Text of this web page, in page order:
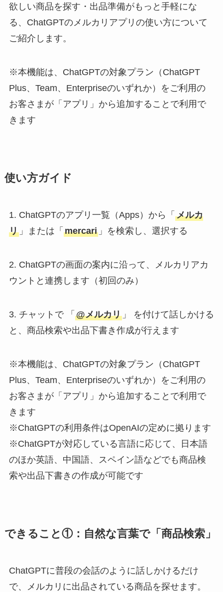
欲しい商品を探す・出品準備がもっと手軽にな
る、ChatGPTのメルカリアプリの使い方について
ご紹介します。
※本機能は、ChatGPTの対象プラン（ChatGPT
Plus、Team、Enterpriseのいずれか）をご利用の
お客さまが「アプリ」から追加することで利用で
きます
使い方ガイド
1. ChatGPTのアプリ一覧（Apps）から「 メルカ
リ」または「 mercari」を検索し、選択する
2. ChatGPTの画面の案内に沿って、メルカリアカ
ウントと連携します（初回のみ）
3. チャットで 「 @メルカリ」 を付けて話しかける
と、商品検索や出品下書き作成が行えます
※本機能は、ChatGPTの対象プラン（ChatGPT
Plus、Team、Enterpriseのいずれか）をご利用の
お客さまが「アプリ」から追加することで利用で
きます
※ChatGPTの利用条件はOpenAIの定めに拠ります
※ChatGPTが対応している言語に応じて、日本語
のほか英語、中国語、スペイン語などでも商品検
索や出品下書きの作成が可能です
できること①：自然な言葉で「商品検索」
ChatGPTに普段の会話のように話しかけるだけ
で、メルカリに出品されている商品を探せます。